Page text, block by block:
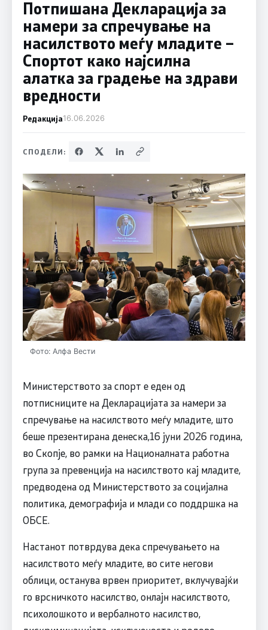
Потпишана Декларација за
намери за спречување на
насилството меѓу младите –
Спортот како најсилна
алатка за градење на здрави
вредности
Редакција16.06.2026
СПОДЕЛИ:
Фото: Алфа Вести
Министерството за спорт е еден од
потписниците на Декларацијата за намери за
спречување на насилството меѓу младите, што
беше презентирана денеска,16 јуни 2026 година,
во Скопје, во рамки на Националната работна
група за превенција на насилството кај младите,
предводена од Министерството за социјална
политика, демографија и млади со поддршка на
ОБСЕ.
Настанот потврдува дека спречувањето на
насилството меѓу младите, во сите негови
облици, останува врвен приоритет, вклучувајќи
го врсничкото насилство, онлајн насилството,
психолошкото и вербалното насилство,